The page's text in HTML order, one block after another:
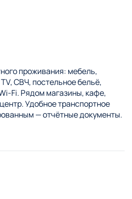
проживания: мебель,
СВЧ, постельное бельё,
Fi. Рядом магазины, кафе,
Удобное транспортное
— отчётные документы.
Цены в выходные и
по телефону.Мы
следим: вся сантехника и
не испортит ваш отдых.
гостя + 20 р